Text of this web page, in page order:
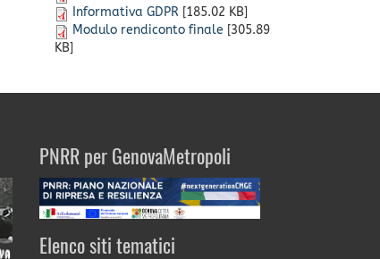
Informativa GDPR [185.02 KB]
Modulo rendiconto finale [305.89
KB]
PNRR per GenovaMetropoli
Elenco siti tematici